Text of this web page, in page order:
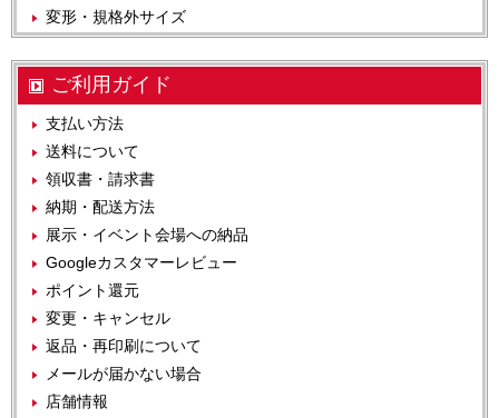
変形・規格外サイズ
ご利用ガイド
支払い方法
送料について
領収書・請求書
納期・配送方法
展示・イベント会場への納品
Googleカスタマーレビュー
ポイント還元
変更・キャンセル
返品・再印刷について
メールが届かない場合
店舗情報